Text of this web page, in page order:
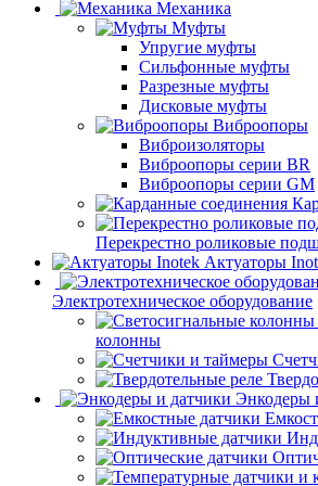
Механика
Муфты
Упругие муфты
Сильфонные муфты
Разрезные муфты
Дисковые муфты
Виброопоры
Виброизоляторы
Виброопоры серии BR
Виброопоры серии GM
Перекрестно роликовые
Актуаторы
Электротехническое оборудование
колонны
Энкодеры